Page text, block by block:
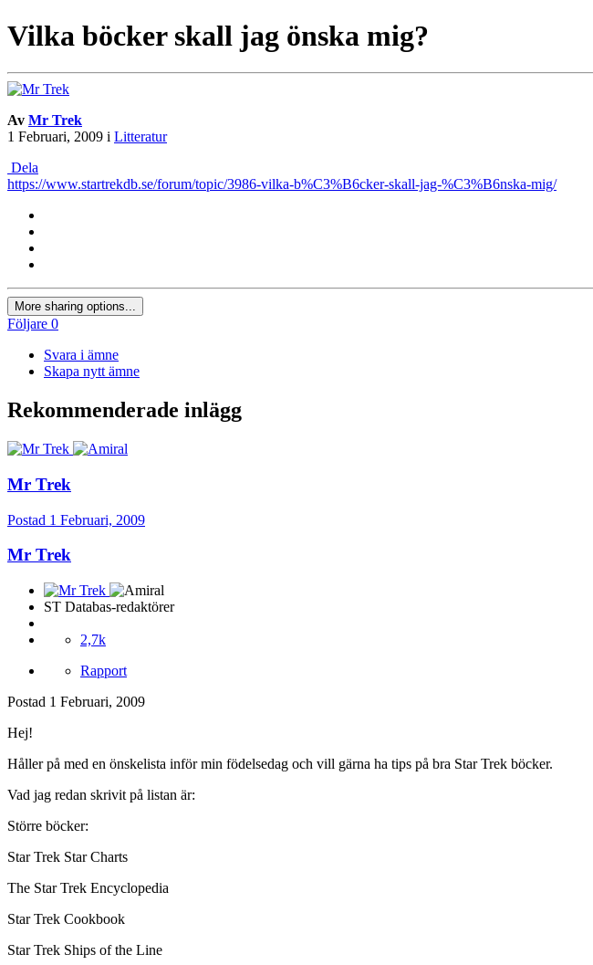
Vilka böcker skall jag önska mig?
Av Mr Trek
1 Februari, 2009 i Litteratur
Dela
https://www.startrekdb.se/forum/topic/3986-vilka-b%C3%B6cker-skall-jag-%C3%B6nska-mig/
More sharing options...
Följare 0
Svara i ämne
Skapa nytt ämne
Rekommenderade inlägg
Mr Trek
Postad 1 Februari, 2009
Mr Trek
ST Databas-redaktörer
2,7k
Rapport
Postad 1 Februari, 2009
Hej!
Håller på med en önskelista inför min födelsedag och vill gärna ha tips på bra Star Trek böcker.
Vad jag redan skrivit på listan är:
Större böcker:
Star Trek Star Charts
The Star Trek Encyclopedia
Star Trek Cookbook
Star Trek Ships of the Line